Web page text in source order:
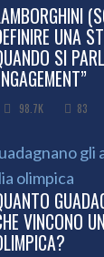
UNA
SI
98.7K 83
VINCONO